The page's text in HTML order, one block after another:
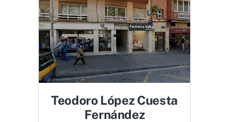
Teodoro López Cuesta
Fernández